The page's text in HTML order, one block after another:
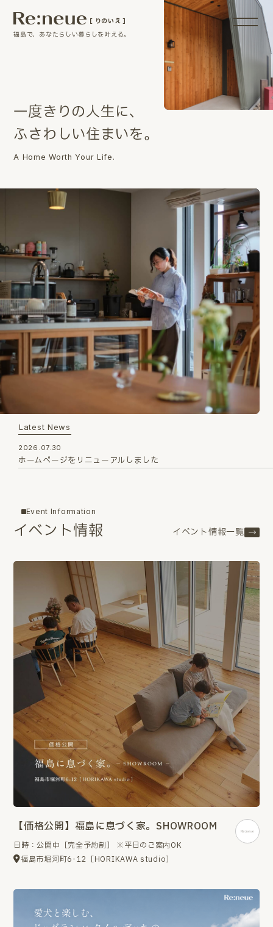
［ りのいえ ］
福島で、あなたらしい暮らしを叶える。
一度き りの人生に、
ふさわ しい住まいを。
A Home Worth Your Life.
Latest News
2026.07.30
ホームページをリニューアルしました
Event Information
イベント情報 イベント情報一覧
【価格公開】福島に息づく家。SHOWROOM
日時：公開中［完全予約制］ ※平日のご案内OK
福島市堀河町6-12［HORIKAWA studio］